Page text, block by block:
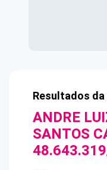
Resultados
ANDRE
SANTOS